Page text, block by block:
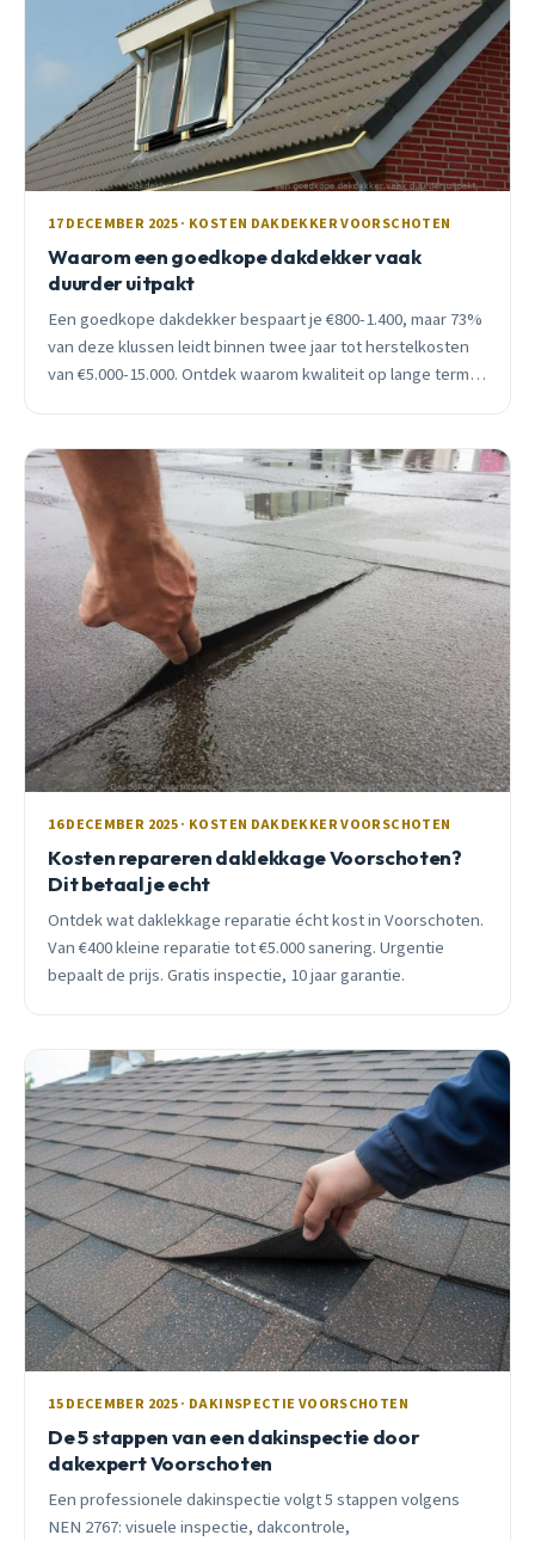
17 DECEMBER 2025 · KOSTEN DAKDEKKER VOORSCHOTEN
Waarom een goedkope dakdekker vaak
duurder uitpakt
Een goedkope dakdekker bespaart je €800-1.400, maar 73%
van deze klussen leidt binnen twee jaar tot herstelkosten
van €5.000-15.000. Ontdek waarom kwaliteit op lange termijn
16 DECEMBER 2025 · KOSTEN DAKDEKKER VOORSCHOTEN
Kosten repareren daklekkage Voorschoten?
Dit betaal je echt
Ontdek wat daklekkage reparatie écht kost in Voorschoten.
Van €400 kleine reparatie tot €5.000 sanering. Urgentie
bepaalt de prijs. Gratis inspectie, 10 jaar garantie.
15 DECEMBER 2025 · DAKINSPECTIE VOORSCHOTEN
De 5 stappen van een dakinspectie door
dakexpert Voorschoten
Een professionele dakinspectie volgt 5 stappen volgens
NEN 2767: visuele inspectie, dakcontrole,